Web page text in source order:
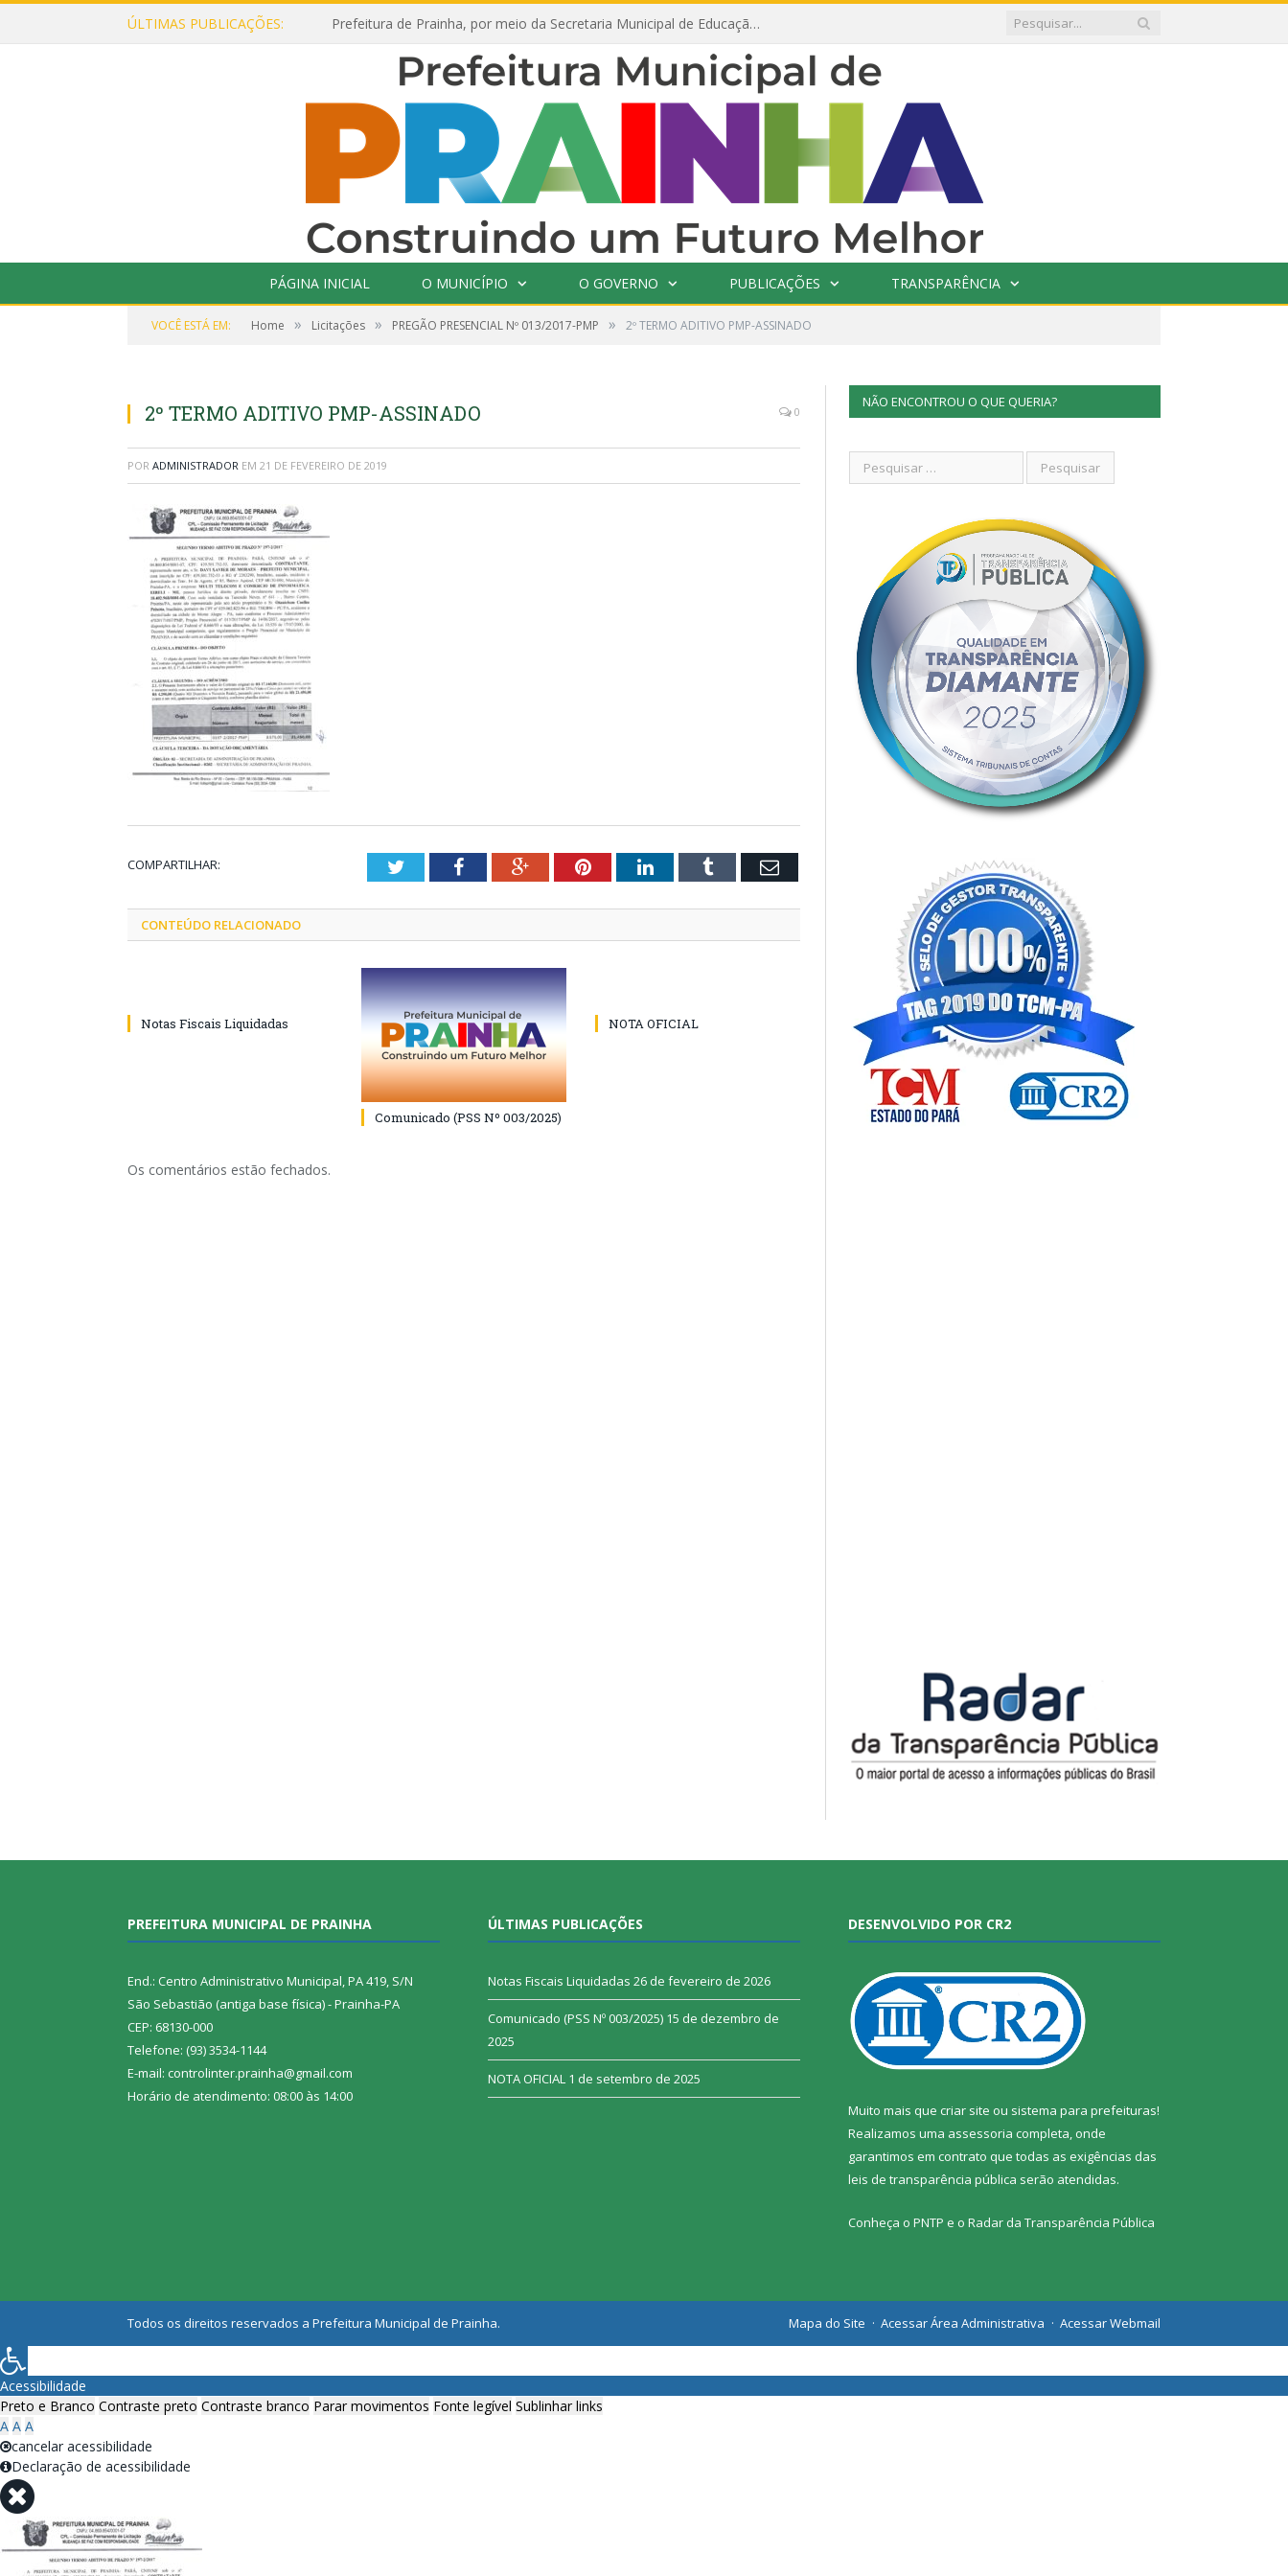
ÚLTIMAS PUBLICAÇÕES: Prefeitura de Prainha, por meio da Secretaria Municipal de Educação, abre 354 vagas na área da Educação para 2025 com processo seletivo simplificado
PÁGINA INICIAL O MUNICÍPIO O GOVERNO PUBLICAÇÕES TRANSPARÊNCIA
VOCÊ ESTÁ EM: Home » Licitações » PREGÃO PRESENCIAL Nº 013/2017-PMP » 2º TERMO ADITIVO PMP-ASSINADO
2º TERMO ADITIVO PMP-ASSINADO 0
POR ADMINISTRADOR EM 21 DE FEVEREIRO DE 2019
COMPARTILHAR: TwitterFacebookGoogle+PinterestLinkedInTumblr Email
CONTEÚDO RELACIONADO
Notas Fiscais Liquidadas
Comunicado (PSS Nº 003/2025)
NOTA OFICIAL
Os comentários estão fechados.
NÃO ENCONTROU O QUE QUERIA?
PREFEITURA MUNICIPAL DE PRAINHA
End.: Centro Administrativo Municipal, PA 419, S/N
São Sebastião (antiga base física) - Prainha-PA
CEP: 68130-000
Telefone: (93) 3534-1144
E-mail: controlinter.prainha@gmail.com
Horário de atendimento: 08:00 às 14:00
ÚLTIMAS PUBLICAÇÕES
Notas Fiscais Liquidadas 26 de fevereiro de 2026
Comunicado (PSS Nº 003/2025) 15 de dezembro de
2025
NOTA OFICIAL 1 de setembro de 2025
DESENVOLVIDO POR CR2
Muito mais que criar site ou sistema para prefeituras!
Realizamos uma assessoria completa, onde
garantimos em contrato que todas as exigências das
leis de transparência pública serão atendidas.
Conheça o PNTP e o Radar da Transparência Pública
Todos os direitos reservados a Prefeitura Municipal de Prainha. Mapa do Site Acessar Área Administrativa Acessar Webmail
Acessibilidade
Preto e Branco Contraste preto Contraste branco Parar movimentos Fonte legível Sublinhar links
A A A
cancelar acessibilidade
Declaração de acessibilidade